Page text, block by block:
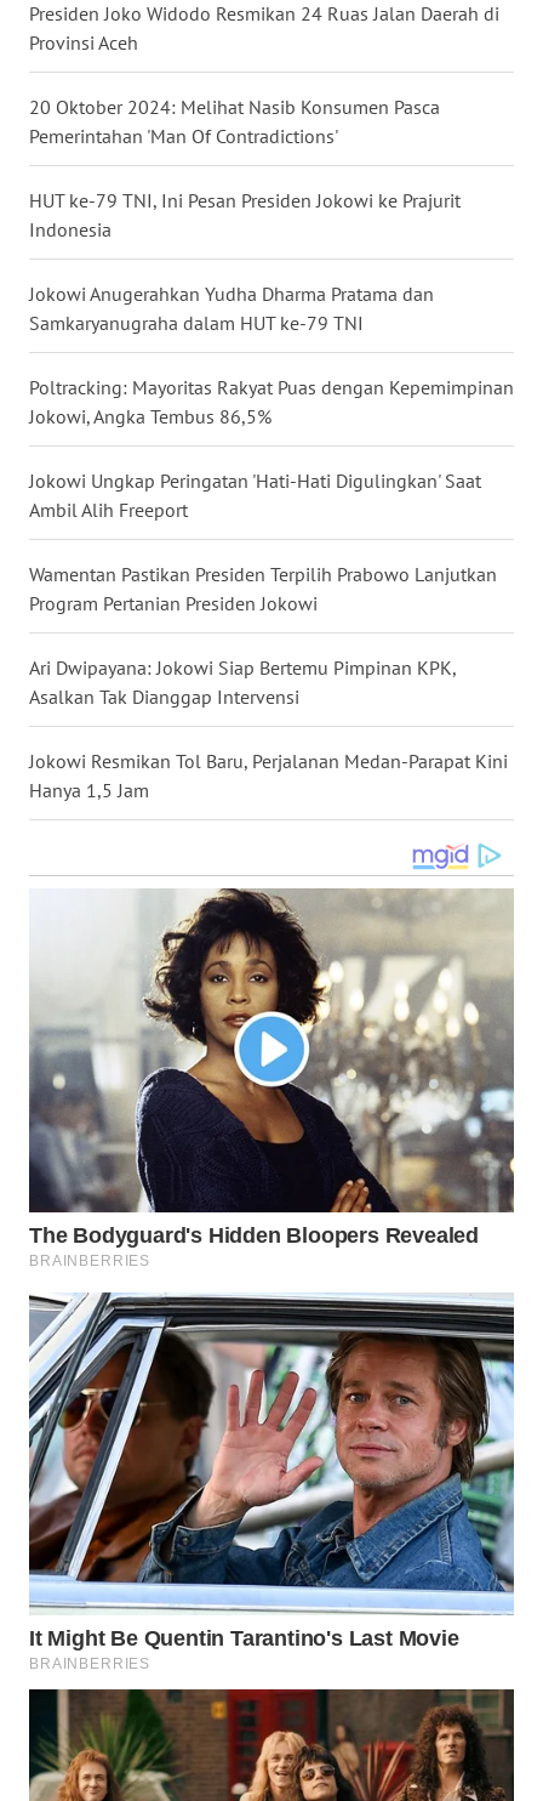
Presiden Joko Widodo Resmikan 24 Ruas Jalan Daerah di
Provinsi Aceh
20 Oktober 2024: Melihat Nasib Konsumen Pasca
Pemerintahan 'Man Of Contradictions'
HUT ke-79 TNI, Ini Pesan Presiden Jokowi ke Prajurit
Indonesia
Jokowi Anugerahkan Yudha Dharma Pratama dan
Samkaryanugraha dalam HUT ke-79 TNI
Poltracking: Mayoritas Rakyat Puas dengan Kepemimpinan
Jokowi, Angka Tembus 86,5%
Jokowi Ungkap Peringatan 'Hati-Hati Digulingkan' Saat
Ambil Alih Freeport
Wamentan Pastikan Presiden Terpilih Prabowo Lanjutkan
Program Pertanian Presiden Jokowi
Ari Dwipayana: Jokowi Siap Bertemu Pimpinan KPK,
Asalkan Tak Dianggap Intervensi
Jokowi Resmikan Tol Baru, Perjalanan Medan-Parapat Kini
Hanya 1,5 Jam
WN
WN
SUMBAR
WN
SUMSEL
WN
BENGKULU
WN
LAMPUNG
WN
JATENG
WN
NUSANTARA
WN
JOGJA
WN
WN
KALTENG
WN
KALTARA
WN
KALSEL
WN
KALTIM
WN
SULSEL
WN
GORONTALO
WN
SULUT
WN
WN
MALUT